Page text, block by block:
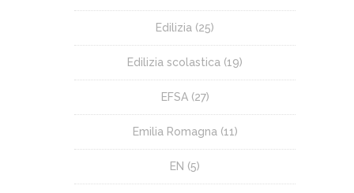
Edilizia (25)
Edilizia scolastica (19)
EFSA(27)
Emilia Romagna (11)
EN (5)